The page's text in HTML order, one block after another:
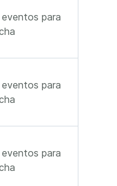
para
para
para